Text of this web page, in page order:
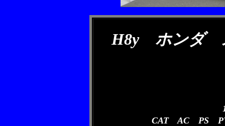
H8y ホンダ
CAT AC PS